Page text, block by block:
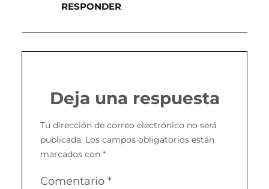
RESPONDER
Deja una respuesta
Tu dirección de correo electrónico no será
publicada. Los campos obligatorios están
marcados con *
Comentario *